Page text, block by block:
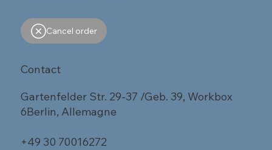
Cancel order
Contact
Gartenfelder Str. 29-37 /Geb. 39, Workbox
6Berlin, Allemagne
+49 30 70016272